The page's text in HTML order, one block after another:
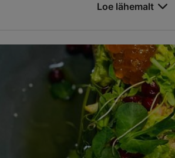
Rataskaevu tn 7, Tallinn
Vanalinn
01.01–31.12
Restoranid, Moodne Euroopa köök
Loe lähemalt
Ecrin@theburmanhotel.com
Loe lähemalt